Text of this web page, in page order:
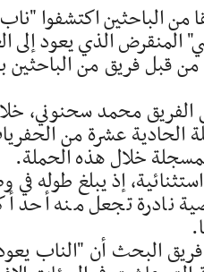
من الباحثين اكتشفوا
المنقرض الذي يعود إلى
قبل فريق من الباحثين
محمد سحنوني،
عشرة من
خلال هذه الحملة.
نادرة تجعل منه أحد
فريق البحث أن "الناب